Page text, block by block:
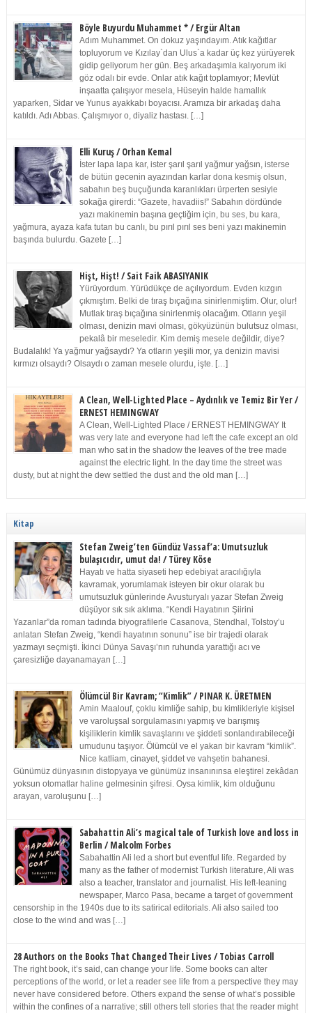
Böyle Buyurdu Muhammet * / Ergür Altan
Adım Muhammet. On dokuz yaşındayım. Atık kağıtlar
topluyorum ve Kızılay`dan Ulus`a kadar üç kez yürüyerek
gidip geliyorum her gün. Beş arkadaşımla kalıyorum iki
göz odalı bir evde. Onlar atık kağıt toplamıyor; Mevlüt
inşaatta çalışıyor mesela, Hüseyin halde hamallık
yaparken, Sidar ve Yunus ayakkabı boyacısı. Aramıza bir arkadaş daha
katıldı. Adı Abbas. Çalışmıyor o, diyaliz hastası. […]
Elli Kuruş / Orhan Kemal
İster lapa lapa kar, ister şarıl şarıl yağmur yağsın, isterse
de bütün gecenin ayazından karlar dona kesmiş olsun,
sabahın beş buçuğunda karanlıkları ürperten sesiyle
sokağa girerdi: “Gazete, havadiis!” Sabahın dördünde
yazı makinemin başına geçtiğim için, bu ses, bu kara,
yağmura, ayaza kafa tutan bu canlı, bu pırıl pırıl ses beni yazı makinemin
başında bulurdu. Gazete […]
Hişt, Hişt! / Sait Faik ABASIYANIK
Yürüyordum. Yürüdükçe de açılıyordum. Evden kızgın
çıkmıştım. Belki de tıraş bıçağına sinirlenmiştim. Olur, olur!
Mutlak tıraş bıçağına sinirlenmiş olacağım. Otların yeşil
olması, denizin mavi olması, gökyüzünün bulutsuz olması,
pekalâ bir meseledir. Kim demiş mesele değildir, diye?
Budalalık! Ya yağmur yağsaydı? Ya otların yeşili mor, ya denizin mavisi
kırmızı olsaydı? Olsaydı o zaman mesele olurdu, işte. […]
A Clean, Well-Lighted Place – Aydınlık ve Temiz Bir Yer /
ERNEST HEMINGWAY
A Clean, Well-Lighted Place / ERNEST HEMINGWAY It
was very late and everyone had left the cafe except an old
man who sat in the shadow the leaves of the tree made
against the electric light. In the day time the street was
dusty, but at night the dew settled the dust and the old man […]
Kitap
Stefan Zweig’ten Gündüz Vassaf’a: Umutsuzluk
bulaşıcıdır, umut da! / Türey Köse
Hayatı ve hatta siyaseti hep edebiyat aracılığıyla
kavramak, yorumlamak isteyen bir okur olarak bu
umutsuzluk günlerinde Avusturyalı yazar Stefan Zweig
düşüyor sık sık aklıma. “Kendi Hayatının Şiirini
Yazanlar”da roman tadında biyografilerle Casanova, Stendhal, Tolstoy’u
anlatan Stefan Zweig, “kendi hayatının sonunu” ise bir trajedi olarak
yazmayı seçmişti. İkinci Dünya Savaşı’nın ruhunda yarattığı acı ve
çaresizliğe dayanamayan […]
Ölümcül Bir Kavram; “Kimlik” / PINAR K. ÜRETMEN
Amin Maalouf, çoklu kimliğe sahip, bu kimlikleriyle kişisel
ve varoluşsal sorgulamasını yapmış ve barışmış
kişiliklerin kimlik savaşlarını ve şiddeti sonlandırabileceği
umudunu taşıyor. Ölümcül ve el yakan bir kavram “kimlik”.
Nice katliam, cinayet, şiddet ve vahşetin bahanesi.
Günümüz dünyasının distopyaya ve günümüz insanınınsa eleştirel zekâdan
yoksun otomatlar haline gelmesinin şifresi. Oysa kimlik, kim olduğunu
arayan, varoluşunu […]
Sabahattin Ali’s magical tale of Turkish love and loss in
Berlin / Malcolm Forbes
Sabahattin Ali led a short but eventful life. Regarded by
many as the father of modernist Turkish literature, Ali was
also a teacher, translator and journalist. His left-leaning
newspaper, Marco Pasa, became a target of government
censorship in the 1940s due to its satirical editorials. Ali also sailed too
close to the wind and was […]
28 Authors on the Books That Changed Their Lives / Tobias Carroll
The right book, it’s said, can change your life. Some books can alter
perceptions of the world, or let a reader see life from a perspective they may
never have considered before. Others expand the sense of what’s possible
within the confines of a narrative; still others tell stories that the reader might